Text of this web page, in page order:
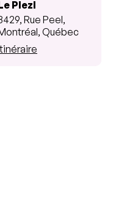
Plezl
Rue Peel,
Québec